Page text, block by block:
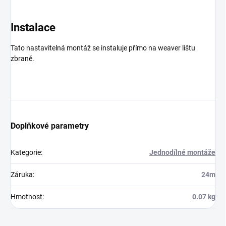
Instalace
Tato nastavitelná montáž se instaluje přímo na weaver lištu
zbraně.
Doplňkové parametry
Kategorie: Jednodílné montáže
Záruka: 24m
Hmotnost: 0.07 kg